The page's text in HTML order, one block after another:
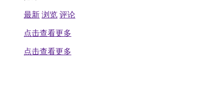
最新 浏览 评论
点击查看更多
点击查看更多